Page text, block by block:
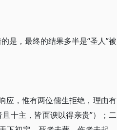
是，最终的结果多半是“圣人”被
应，惟有两位儒生拒绝，理由有
十主，皆面谀以得亲贵”）；二